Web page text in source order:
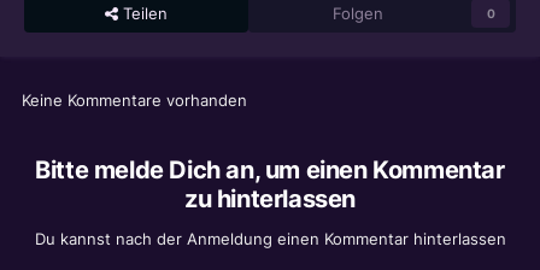
Teilen Folgen 0
Keine Kommentare vorhanden
Bitte melde Dich an, um einen Kommentar
zu hinterlassen
Du kannst nach der Anmeldung einen Kommentar hinterlassen